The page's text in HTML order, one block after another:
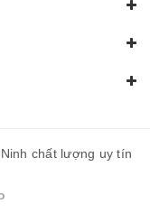
chất lượng uy tín